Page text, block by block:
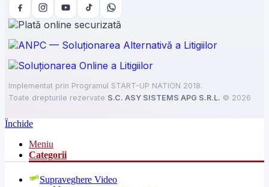
Implementat prin Programul START-UP NATION 2018.
Toate drepturile rezervate S.C. ASY SISTEMS APG S.R.L. © 2026
Închide
Meniu
Categorii
Supraveghere Video